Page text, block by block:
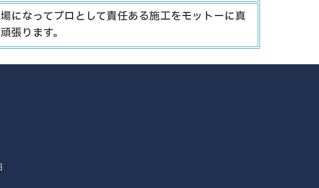
になってプロとして責任ある施工をモットーに真
張ります。